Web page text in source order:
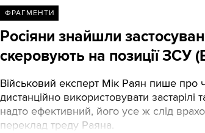
ФРАГМЕНТИ
Росіяни знайшли
скеровують на позиції ЗСУ
Військовий експерт Мік Раян пише про
дистанційно використовувати
надто ефективний, його усе ж слід
переклад треду Раяна.